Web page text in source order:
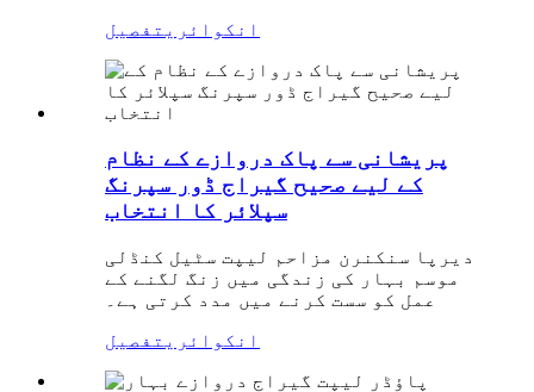
انکوائری تفصیل
پریشانی سے پاک دروازے کے نظام
کے لیے صحیح گیراج ڈور سپرنگ
سپلائر کا انتخاب
دیرپا سنکنرن مزاحم لیپت سٹیل کنڈلی
موسم بہار کی زندگی میں زنگ لگنے کے
عمل کو سست کرنے میں مدد کرتی ہے۔
انکوائری تفصیل